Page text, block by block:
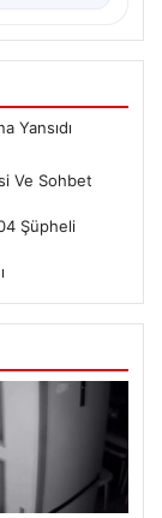
Yansıdı
Ve Sohbet
Şüpheli